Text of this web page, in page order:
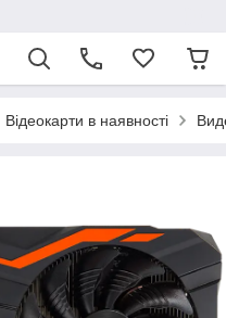
Відеокарти в наявності